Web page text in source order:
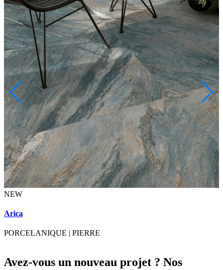
NEW
Arica
PORCELANIQUE | PIERRE
Avez-vous un nouveau projet ? Nos